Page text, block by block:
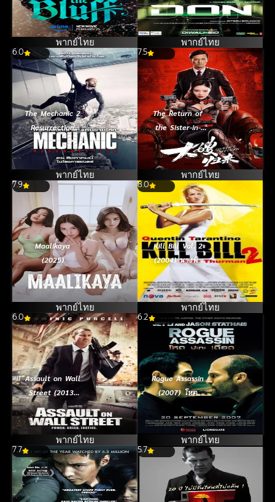
(2025)
พากย์ไทย พากย์ไทย
6.0
The Mechanic 2
Resurrection
(2016) โคตร
เพชฌฆาต แค้น
ข้ามโลกพากย์ไทย
7.5
The Return of
the Sister-in-
Law (2021) เจ้า
แม่มาเฟียรีเทิร์น
พากย์ไทย
7.9
Maalikaya
(2025)
พากย์ไทย
8.0
Kill Bill Vol. 2
(2004) นางฟ้า
ซามูไร 2
พากย์ไทย
6.0
Assault on Wall
Street (2013)
อัดแค้นถล่ม
วอลสตรีท
พากย์ไทย
6.2
Rogue Assassin
(2007) โหด
ปะทะ เดือด
พากย์ไทย
7.7 5.7